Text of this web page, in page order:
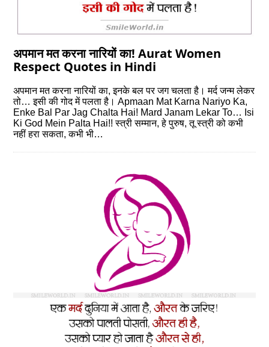
अपमान मत करना नारियों का! Aurat Women
Respect Quotes in Hindi
अपमान मत करना नारियों का, इनके बल पर जग चलता है। मर्द जन्‍म लेकर
तो… इसी की गोद में पलता है। Apmaan Mat Karna Nariyo Ka,
Enke Bal Par Jag Chalta Hai! Mard Janam Lekar To… Isi
Ki God Mein Palta Hai!! स्‍त्री सम्मान, हे पुरुष, तू स्‍त्री को कभी
नहीं हरा सकता, कभी भी…